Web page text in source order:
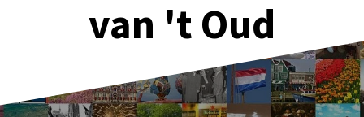
van 't Oud